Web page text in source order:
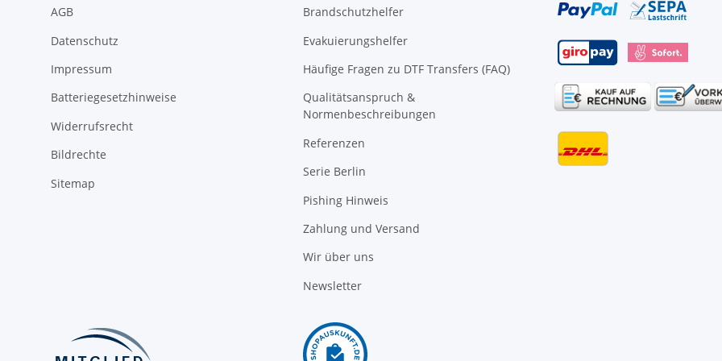
AGB
Datenschutz
Impressum
Batteriegesetzhinweise
Widerrufsrecht
Bildrechte
Sitemap
Brandschutzhelfer
Evakuierungshelfer
Häufige Fragen zu DTF Transfers (FAQ)
Qualitätsanspruch &
Normenbeschreibungen
Referenzen
Serie Berlin
Pishing Hinweis
Zahlung und Versand
Wir über uns
Newsletter